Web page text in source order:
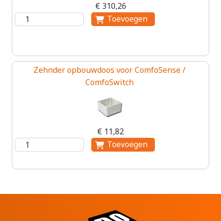
€ 310,26
Zehnder opbouwdoos voor ComfoSense /
ComfoSwitch
€ 11,82